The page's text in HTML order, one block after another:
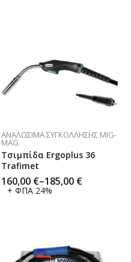
ΑΝΑΛΏΣΙΜΑ ΣΥΓΚΌΛΛΗΣΗΣ MIG-
MAG
Τσιμπίδα Ergoplus 36
Trafimet
160,00 €–185,00 €
+ ΦΠΑ 24%